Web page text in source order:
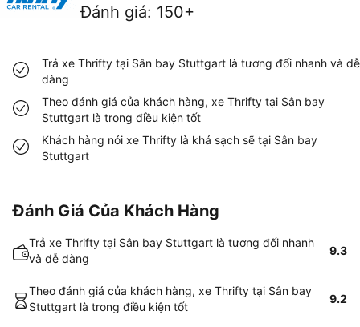
Đánh giá: 150+
Trả xe Thrifty tại Sân bay Stuttgart là tương đối nhanh và dễ
dàng
Theo đánh giá của khách hàng, xe Thrifty tại Sân bay
Stuttgart là trong điều kiện tốt
Khách hàng nói xe Thrifty là khá sạch sẽ tại Sân bay
Stuttgart
Đánh Giá Của Khách Hàng
Trả xe Thrifty tại Sân bay Stuttgart là tương đối nhanh
và dễ dàng
9.3
Theo đánh giá của khách hàng, xe Thrifty tại Sân bay
Stuttgart là trong điều kiện tốt
9.2